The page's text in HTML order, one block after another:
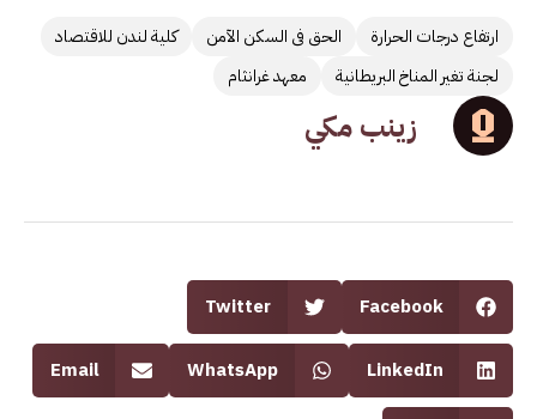
ارتفاع درجات الحرارة الحق فى السكن الآمن
كلية لندن للاقتصاد
لجنة تغير المناخ البريطانية
معهد غرانثام
زينب مكي
Facebook
Twitter
LinkedIn
WhatsApp
Email